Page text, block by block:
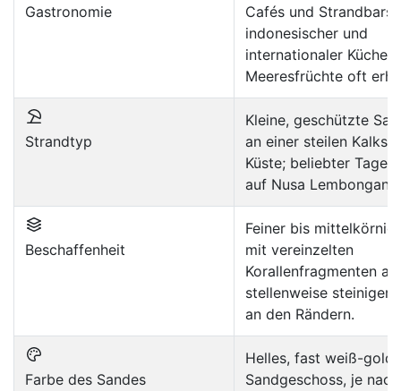
Gastronomie
Cafés und Strandbars
indonesischer und
internationaler Küche;
Meeresfrüchte oft
Strandtyp
Kleine, geschützte
an einer steilen
Küste; beliebter
auf Nusa Lembongan.
Beschaffenheit
Feiner bis
mit vereinzelten
Korallenfragmenten
stellenweise steiniger
an den Rändern.
Farbe des Sandes
Helles, fast weiß-
Sandgeschoss, je nach